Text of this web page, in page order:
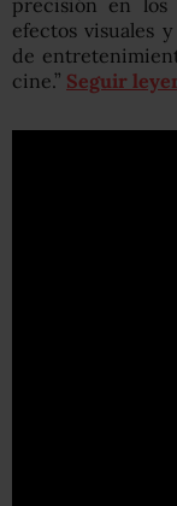
efectos visuales
de
cine.” Seguir